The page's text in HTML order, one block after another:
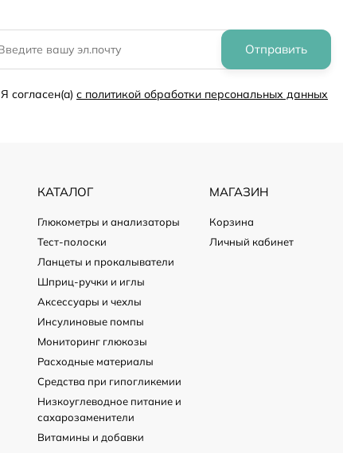
Отправить
Я согласен(a) с политикой обработки персональных данных
КАТАЛОГ
Глюкометры и анализаторы
Тест-полоски
Ланцеты и прокалыватели
Шприц-ручки и иглы
Аксессуары и чехлы
Инсулиновые помпы
Мониторинг глюкозы
Расходные материалы
Средства при гипогликемии
Низкоуглеводное питание и
сахарозаменители
Витамины и добавки
МАГАЗИН
Корзина
Личный кабинет